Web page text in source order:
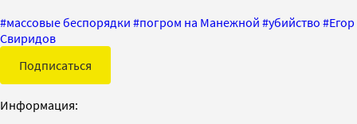
#массовые беспорядки #погром на Манежной #убийство #Егор
Свиридов
Подписаться
Информация: